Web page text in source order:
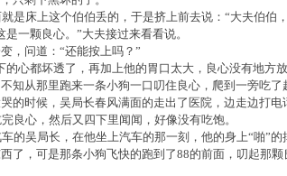
是床上这个伯伯丢的，于是挤上前去说：“大夫伯伯
一颗良心。”大夫接过来看看说。
，问道：“还能按上吗？”
的心都坏透了，再加上他的胃口太大，良心没有地方
知从那里跑来一条小狗一口叨住良心，爬到一旁吃了
的时候，吴局长春风满面的走出了医院，边走边打
良心，然后又四下里闻闻，好像没有吃饱。
的吴局长，在他坐上汽车的那一刻，他的身上“啪”
了，可是那条小狗飞快的跑到了88的前面，叨起那